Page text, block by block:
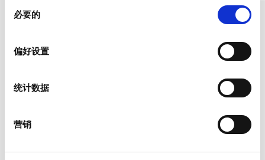
必要的
偏好设置
统计数据
营销
Kostal Inveor （电磁相容性类别 C2，400
我们的专家乐于为您服务。